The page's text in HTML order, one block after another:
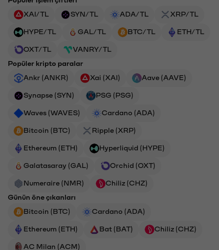
XAI/TL
SYN/TL ADA/TL XRP/TL
HYPE/TL GAL/TL BTC/TL ETH/TL
OXT/TL
VANRY/TL
Popüler kripto paralar
Ankr (ANKR)
Xai (XAI) Aave (AAVE)
Synapse (SYN) PSG (PSG)
Waves (WAVES) Cardano (ADA)
Bitcoin (BTC) Ripple (XRP)
Ethereum (ETH) Hyperliquid (HYPE)
Galatasaray (GAL) Orchid (OXT)
Numeraire (NMR)
Chiliz (CHZ)
Günün öne çıkanları
Bitcoin (BTC)
Cardano (ADA)
Ethereum (ETH) Bat (BAT) Chiliz (CHZ)
AC Milan (ACM)